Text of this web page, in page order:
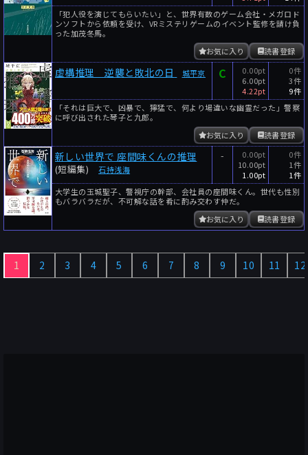
「犯人役を演じてもらいたい」と、世界有数のゲーム会社・メガロド
ンソフトから依頼を受け、VRミステリゲームのイベント監修を請け負
った加茂冬馬。
読書登録
お気に入り
虚構推理 逆襲と敗北の日 城平京 C
0.00pt
6.00pt
4.22pt
0件
3件
9件
「それは巨大で、凶暴で、獰猛で、何より場違いな幽霊だった」警察
に呼び出された琴子と九郎。
読書登録
お気に入り
新しい世界で 座間味くんの推理
(短編集) 石持浅海
-
0.00pt
10.00pt
1.00pt
0件
1件
1件
大学生の玉城聖子、警視庁の幹部、会社員の座間味くん。世代も性別
もバラバラだが、不可解な話を肴に酌み交わす仲だ。
読書登録
お気に入り
1 2 3 4 5 6 7 8 9 10 11 12